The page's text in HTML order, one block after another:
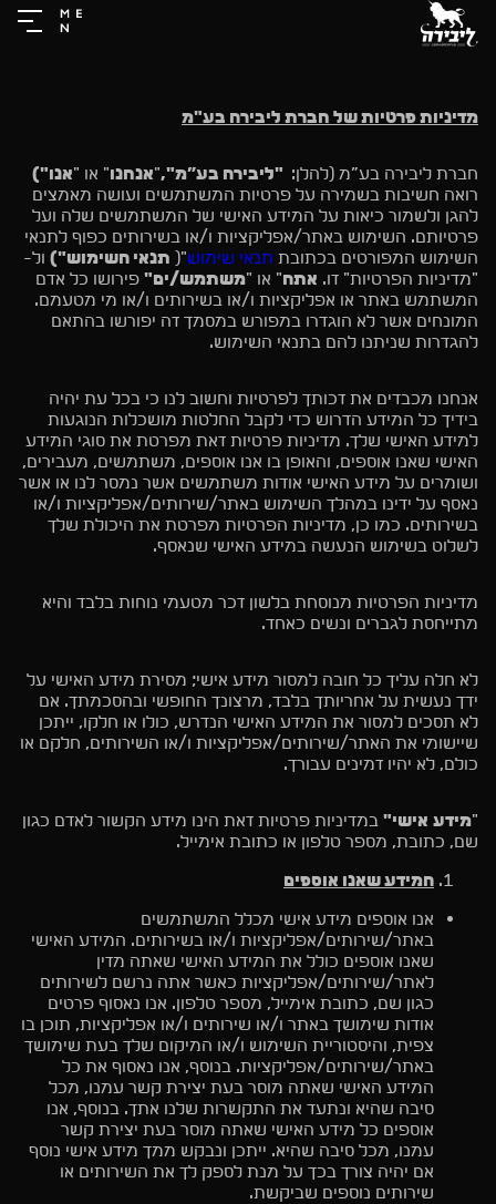
מדיניות פרטיות של חברת ליבירה בע"מ
חברת ליבירה בע”מ (להלן: "ליבירה בע”מ",
"אנחנו" או "אנו")
רואה חשיבות בשמירה על פרטיות המשתמשים ועושה מאמצים
להגן ולשמור כיאות על המידע האישי של המשתמשים שלה ועל
פרטיותם. השימוש באתר/אפליקציות ו/או בשירותים כפוף לתנאי
השימוש המפורטים בכתובת תנאי שימוש"( תנאי השימוש") ול-
"מדיניות הפרטיות" זו. אתה" או "משתמש/ים" פירושו כל אדם
המשתמש באתר או אפליקציות ו/או בשירותים ו/או מי מטעמם.
המונחים אשר לא הוגדרו במפורש במסמך זה יפורשו בהתאם
להגדרות שניתנו להם בתנאי השימוש.
אנחנו מכבדים את זכותך לפרטיות וחשוב לנו כי בכל עת יהיה
בידיך כל המידע הדרוש כדי לקבל החלטות מושכלות הנוגעות
למידע האישי שלך. מדיניות פרטיות זאת מפרטת את סוגי המידע
האישי שאנו אוספים, והאופן בו אנו אוספים, משתמשים, מעבירים,
ושומרים על מידע האישי אודות משתמשים אשר נמסר לנו או אשר
נאסף על ידינו במהלך השימוש באתר/שירותים/אפליקציות ו/או
בשירותים. כמו כן, מדיניות הפרטיות מפרטת את היכולת שלך
לשלוט בשימוש הנעשה במידע האישי שנאסף.
מדיניות הפרטיות מנוסחת בלשון זכר מטעמי נוחות בלבד והיא
מתייחסת לגברים ונשים כאחד.
לא חלה עליך כל חובה למסור מידע אישי; מסירת מידע האישי על
ידך נעשית על אחריותך בלבד, מרצונך החופשי ובהסכמתך. אם
לא תסכים למסור את המידע האישי הנדרש, כולו או חלקו, ייתכן
שיישומי את האתר/שירותים/אפליקציות ו/או השירותים, חלקם או
כולם, לא יהיו זמינים עבורך.
"מידע אישי" במדיניות פרטיות זאת הינו מידע הקשור לאדם כגון
שם, כתובת, מספר טלפון או כתובת אימייל.
המידע שאנו אוספים
אנו אוספים מידע אישי מכלל המשתמשים
באתר/שירותים/אפליקציות ו/או בשירותים. המידע האישי
שאנו אוספים כולל את המידע האישי שאתה מזין
לאתר/שירותים/אפליקציות כאשר אתה נרשם לשירותים
כגון שם, כתובת אימייל, מספר טלפון. אנו נאסוף פרטים
אודות שימושך באתר ו/או שירותים ו/או אפליקציות, תוכן בו
צפית, והיסטוריית השימוש ו/או המיקום שלך בעת שימושך
באתר/שירותים/אפליקציות. בנוסף, אנו נאסוף את כל
המידע האישי שאתה מוסר בעת יצירת קשר עמנו, מכל
סיבה שהיא ונתעד את התקשרות שלנו אתך. בנוסף, אנו
אוספים כל מידע האישי שאתה מוסר בעת יצירת קשר
עמנו, מכל סיבה שהיא. ייתכן ונבקש ממך מידע אישי נוסף
אם יהיה צורך בכך על מנת לספק לך את השירותים או
שירותים נוספים שביקשת.